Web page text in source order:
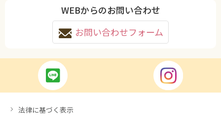
WEBからのお問い合わせ
お問い合わせフォーム
法律に基づく表示